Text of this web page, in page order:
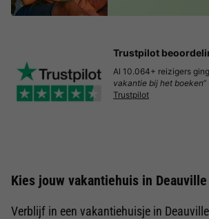
Trustpilot
Al 10.064+ reizigers
vakantie bij het boeken“
Trustpilot
Kies jouw vakantiehuis in Deauville
Verblijf in een vakantiehuisje in